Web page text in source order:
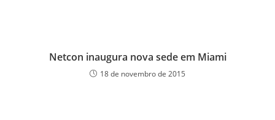
Netcon inaugura nova sede em Miami
18 de novembro de 2015